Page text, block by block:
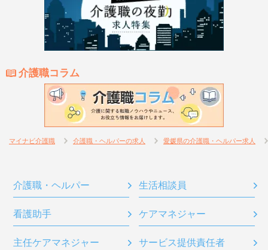
介護職コラム
マイナビ介護職 介護職・ヘルパーの求人 愛媛県の介護職・ヘルパー求人
介護職・ヘルパー 生活相談員
看護助手 ケアマネジャー
主任ケアマネジャー サービス提供責任者